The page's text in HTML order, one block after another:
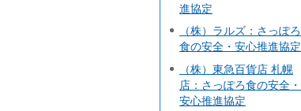
進協定
（株）ラルズ：さっぽろ
食の安全・安心推進協定
（株）東急百貨店 札幌
店：さっぽろ食の安全・
安心推進協定